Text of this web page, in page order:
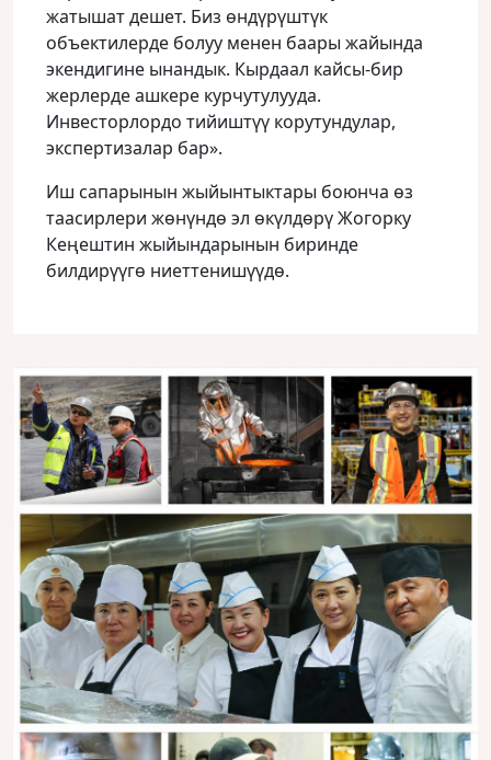
жатышат дешет. Биз өндүрүштүк
объектилерде болуу менен баары жайында
экендигине ынандык. Кырдаал кайсы-бир
жерлерде ашкере курчутулууда.
Инвесторлордо тийиштүү корутундулар,
экспертизалар бар».
Иш сапарынын жыйынтыктары боюнча өз
таасирлери жөнүндө эл өкүлдөрү Жогорку
Кеңештин жыйындарынын биринде
билдирүүгө ниеттенишүүдө.